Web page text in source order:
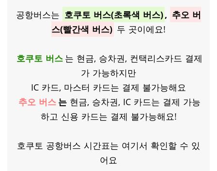
공항버스는 호쿠토 버스(초록색 버스), 추오 버
스(빨간색 버스) 두 곳이에요!
호쿠토 버스 는 현금, 승차권, 컨택리스카드 결제
가 가능하지만
IC 카드, 마스터 카드는 결제 불가능해요
추오 버스 는현금, 승차권, IC 카드는 결제 가능
하고 신용 카드는 결제 불가능해요!
호쿠토 공항버스 시간표는 여기서 확인할 수 있
어요